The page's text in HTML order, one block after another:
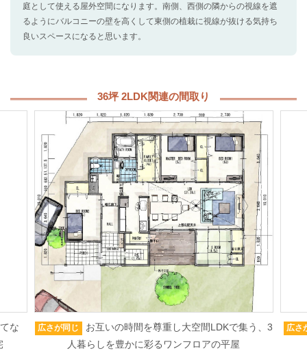
庭として使える屋外空間になります。南側、西側の隣からの視線を遮
るようにバルコニーの壁を高くして東側の植栽に視線が抜ける気持ち
良いスペースになると思います。
36坪 2LDK関連の間取り
な
広さが同じ
お互いの時間を尊重し大空間LDKで集う、3
人暮らしを豊かに彩るワンフロアの平屋
広さ